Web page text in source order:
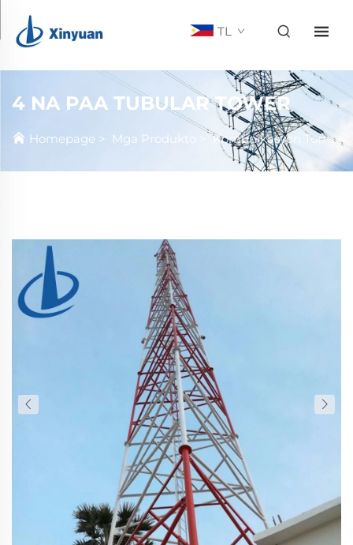
TL
4 NA PAA TUBULAR TOWER
Homepage > Mga Produkto >Komunikasyon Torre >